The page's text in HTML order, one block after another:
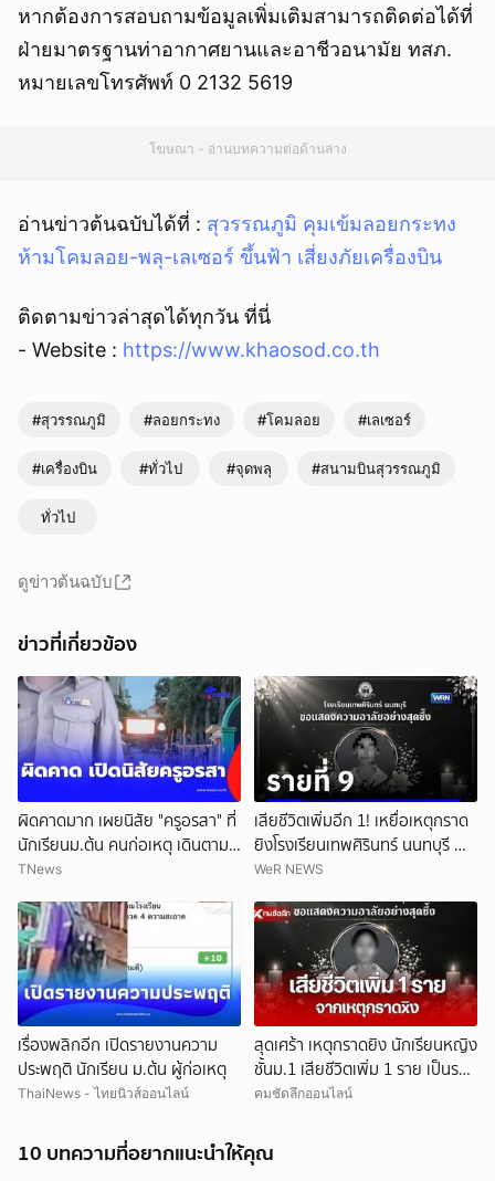
หากต้องการสอบถามข้อมูลเพิ่มเติมสามารถติดต่อได้ที่
ฝ่ายมาตรฐานท่าอากาศยานและอาชีวอนามัย ทสภ.
หมายเลขโทรศัพท์ 0 2132 5619
โฆษณา - อ่านบทความต่อด้านล่าง
อ่านข่าวต้นฉบับได้ที่ : สุวรรณภูมิ คุมเข้มลอยกระทง
ห้ามโคมลอย-พลุ-เลเซอร์ ขึ้นฟ้า เสี่ยงภัยเครื่องบิน
ติดตามข่าวล่าสุดได้ทุกวัน ที่นี่
- Website : https://www.khaosod.co.th
#สุวรรณภูมิ #ลอยกระทง #โคมลอย #เลเซอร์
#เครื่องบิน #ทั่วไป #จุดพลุ #สนามบินสุวรรณภูมิ
ทั่วไป
ดูข่าวต้นฉบับ
ข่าวที่เกี่ยวข้อง
ผิดคาดมาก เผยนิสัย "ครูอรสา" ที่
นักเรียนม.ต้น คนก่อเหตุ เดินตาม
หา
TNews
เสียชีวิตเพิ่มอีก 1! เหยื่อเหตุกราด
ยิงโรงเรียนเทพศิรินทร์ นนทบุรี ทำ
ยอดเสียชีวิตสะสมรวมเป็น 9 ราย
WeR NEWS
เรื่องพลิกอีก เปิดรายงานความ
ประพฤติ นักเรียน ม.ต้น ผู้ก่อเหตุ
ThaiNews - ไทยนิวส์ออนไลน์
สุดเศร้า เหตุกราดยิง นักเรียนหญิง
ชั้นม.1 เสียชีวิตเพิ่ม 1 ราย เป็นราย
ที่ 9
คมชัดลึกออนไลน์
10 บทความที่อยากแนะนำให้คุณ